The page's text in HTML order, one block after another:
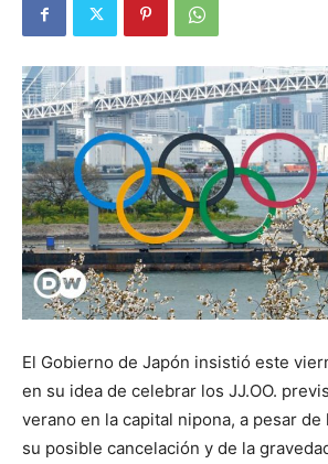
El Gobierno de Japón insistió este
en su idea de celebrar los JJ.OO.
verano en la capital nipona, a pesar
su posible cancelación y de la